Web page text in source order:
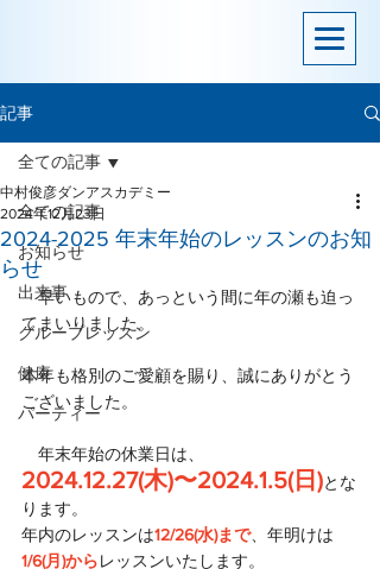
記事
全ての記事
お知らせ
出来事
グループレッスン
健康
パーティー
全ての記事
2024-2025 年末年始のレッスンのお知
らせ
中村俊彦ダンアスカデミー
2024年12月23日
早いもので、あっという間に年の瀬も迫っ
てまいりました。
本年も格別のご愛顧を賜り、誠にありがとう
ございました。
年末年始の休業日は、
2024.12.27(木)〜2024.1.5(日)とな
ります。
年内のレッスンは12/26(水)まで、年明けは
1/6(月)からレッスンいたします。